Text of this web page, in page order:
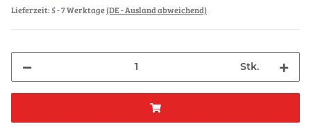
Lieferzeit:5 - 7 Werktage(DE - Ausland abweichend)
Stk.